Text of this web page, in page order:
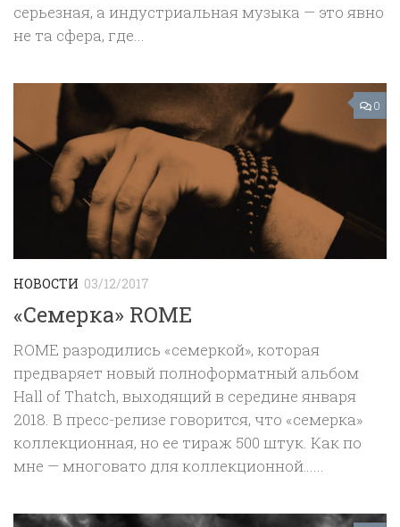
серьезная, а индустриальная музыка — это явно
не та сфера, где...
0
НОВОСТИ 03/12/2017
«Семерка» ROME
ROME разродились «семеркой», которая
предваряет новый полноформатный альбом
Hall of Thatch, выходящий в середине января
2018. В пресс-релизе говорится, что «семерка»
коллекционная, но ее тираж 500 штук. Как по
мне — многовато для коллекционной…...